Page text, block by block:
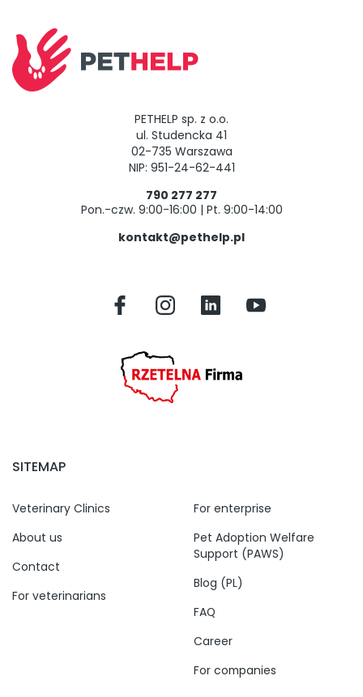
PETHELP sp. z o.o.
ul. Studencka 41
02-735 Warszawa
NIP: 951-24-62-441
790 277 277
Pon.-czw. 9:00-16:00 | Pt. 9:00-14:00
kontakt@pethelp.pl
SITEMAP
Veterinary Clinics
About us
Contact
For veterinarians
For enterprise
Pet Adoption Welfare
Support (PAWS)
Blog (PL)
FAQ
Career
For companies